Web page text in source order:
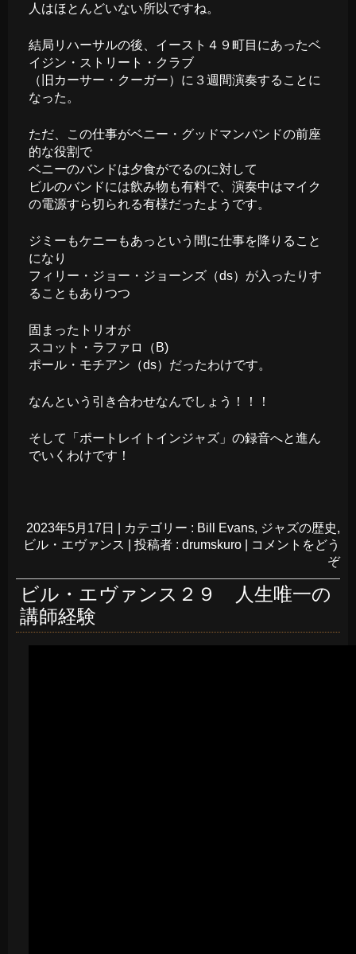
人はほとんどいない所以ですね。
結局リハーサルの後、イースト４９町目にあったベ
イジン・ストリート・クラブ
（旧カーサー・クーガー）に３週間演奏することに
なった。
ただ、この仕事がベニー・グッドマンバンドの前座
的な役割で
ベニーのバンドは夕食がでるのに対して
ビルのバンドには飲み物も有料で、演奏中はマイク
の電源すら切られる有様だったようです。
ジミーもケニーもあっという間に仕事を降りること
になり
フィリー・ジョー・ジョーンズ（ds）が入ったりす
ることもありつつ
固まったトリオが
スコット・ラファロ（B)
ポール・モチアン（ds）だったわけです。
なんという引き合わせなんでしょう！！！
そして「ポートレイトインジャズ」の録音へと進ん
でいくわけです！
2023年5月17日 カテゴリー : Bill Evans, ジャズの歴史,
ビル・エヴァンス
投稿者 : drumskuro
コメントをどう
ぞ
ビル・エヴァンス２９ 人生唯一の
講師経験